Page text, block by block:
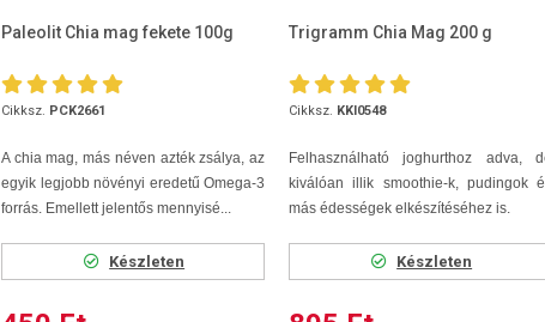
Paleolit Chia mag fekete 100g
Cikksz. PCK2661
A chia mag, más néven azték zsálya, az
egyik legjobb növényi eredetű Omega-3
forrás. Emellett jelentős mennyisé...
Készleten
Trigramm Chia Mag 200 g
Cikksz. KKI0548
Felhasználható joghurthoz adva,
kiválóan illik smoothie-k, pudingok
más édességek elkészítéséhez is.
Készleten